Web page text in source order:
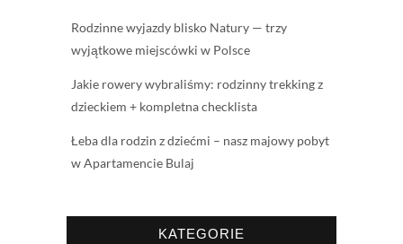
Rodzinne wyjazdy blisko Natury — trzy
wyjątkowe miejscówki w Polsce
Jakie rowery wybraliśmy: rodzinny trekking z
dzieckiem + kompletna checklista
Łeba dla rodzin z dziećmi – nasz majowy pobyt
w Apartamencie Bulaj
KATEGORIE